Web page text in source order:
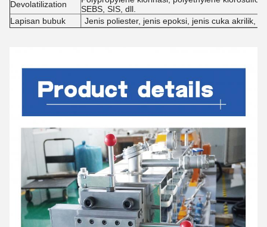
Devolatilization
SEBS, SIS, dll.
Lapisan bubuk
Jenis poliester, jenis epoksi, jenis cuka akrilik,